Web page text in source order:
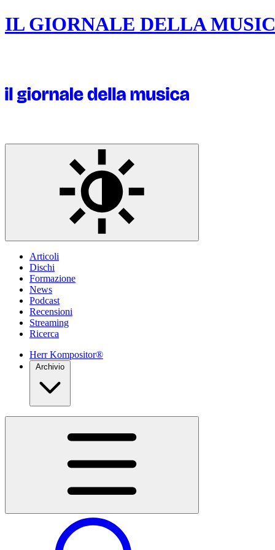
IL GIORNALE DELLA
Articoli
Dischi
Formazione
News
Podcast
Recensioni
Streaming
Ricerca
Herr Kompositor®
Archivio